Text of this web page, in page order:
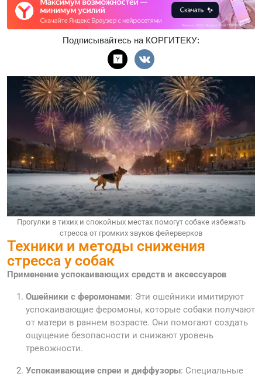
Подписывайтесь на КОРГИТЕКУ:
Прогулки в тихих и спокойных местах помогут собаке избежать
стресса от громких звуков фейерверков
Техники и методы снижения
стресса у собак
Применение успокаивающих средств и аксессуаров
Ошейники с феромонами: Эти ошейники имитируют
успокаивающие феромоны, которые собаки получают
от матери в раннем возрасте. Они помогают создать
ощущение безопасности и снижают уровень
тревожности.
Успокаивающие спреи и диффузоры: Специальные